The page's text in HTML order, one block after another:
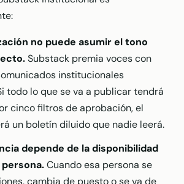
no puede asumir el tono
Substack premia voces con
institucionales
todo lo que se va a publicar tendrá
cinco filtros de aprobación, el
un boletín diluido que nadie leerá.
depende de la disponibilidad
Cuando esa persona se
cambia de puesto o se va de